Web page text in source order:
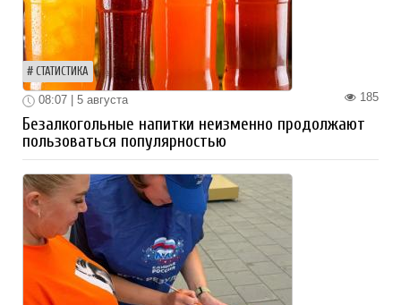
СТАТИСТИКА
185
08:07 | 5 августа
Безалкогольные напитки неизменно продолжают
пользоваться популярностью